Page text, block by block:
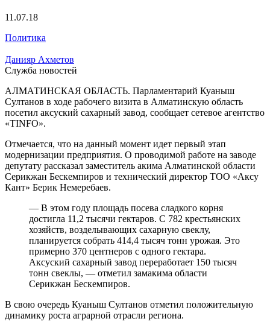
11.07.18
Политика
Данияр Ахметов
Служба новостей
АЛМАТИНСКАЯ ОБЛАСТЬ. Парламентарий Куаныш
Султанов в ходе рабочего визита в Алматинскую область
посетил аксуский сахарный завод, сообщает сетевое агентство
«TINFO».
Отмечается, что на данный момент идет первый этап
модернизации предприятия. О проводимой работе на заводе
депутату рассказал заместитель акима Алматинской области
Серикжан Бескемпиров и технический директор ТОО «Аксу
Кант» Берик Немеребаев.
— В этом году площадь посева сладкого корня
достигла 11,2 тысячи гектаров. С 782 крестьянских
хозяйств, возделывающих сахарную свеклу,
планируется собрать 414,4 тысяч тонн урожая. Это
примерно 370 центнеров с одного гектара.
Аксуский сахарный завод переработает 150 тысяч
тонн свеклы, — отметил замакима области
Серикжан Бескемпиров.
В свою очередь Куаныш Султанов отметил положительную
динамику роста аграрной отрасли региона.